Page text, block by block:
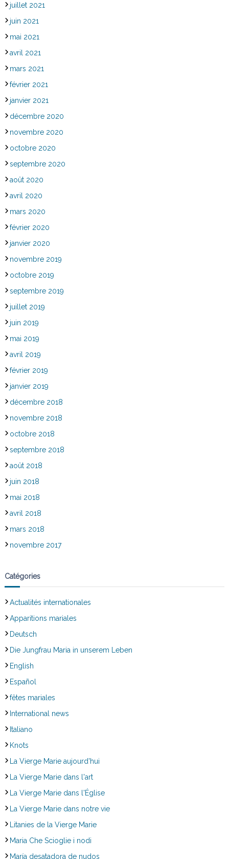
juillet 2021
juin 2021
mai 2021
avril 2021
mars 2021
février 2021
janvier 2021
décembre 2020
novembre 2020
octobre 2020
septembre 2020
août 2020
avril 2020
mars 2020
février 2020
janvier 2020
novembre 2019
octobre 2019
septembre 2019
juillet 2019
juin 2019
mai 2019
avril 2019
février 2019
janvier 2019
décembre 2018
novembre 2018
octobre 2018
septembre 2018
août 2018
juin 2018
mai 2018
avril 2018
mars 2018
novembre 2017
Catégories
Actualités internationales
Apparitions mariales
Deutsch
Die Jungfrau Maria in unserem Leben
English
Español
fêtes mariales
International news
Italiano
Knots
La Vierge Marie aujourd'hui
La Vierge Marie dans l'art
La Vierge Marie dans l'Église
La Vierge Marie dans notre vie
Litanies de la Vierge Marie
Maria Che Scioglie i nodi
María desatadora de nudos